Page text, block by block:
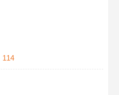
114